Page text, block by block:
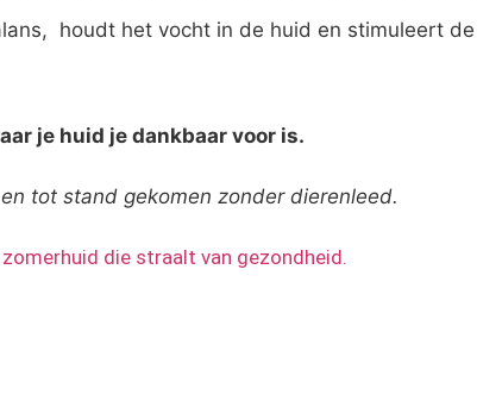
houdt het vocht in de huid en stimuleert de
je huid je dankbaar voor is.
tot stand gekomen zonder dierenleed.
die straalt van gezondheid.